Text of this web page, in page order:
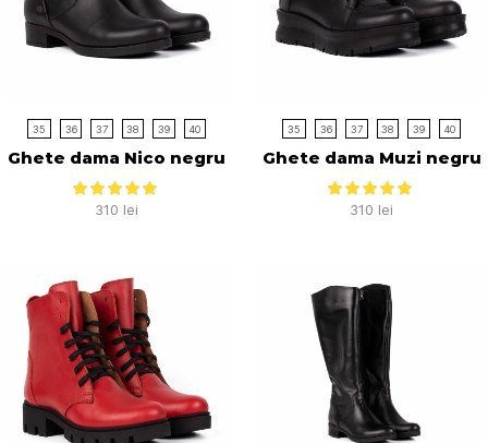
35 36 37 38 39 40
Ghete dama Nico negru
310 lei
35 36 37 38 39 40
Ghete dama Muzi negru
310 lei